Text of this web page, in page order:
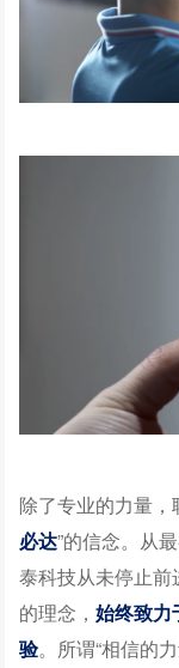
除了专业的力量，
必达”的信念。从
泰科技从未停止前
的理念，始终致力
验。所谓“相信的